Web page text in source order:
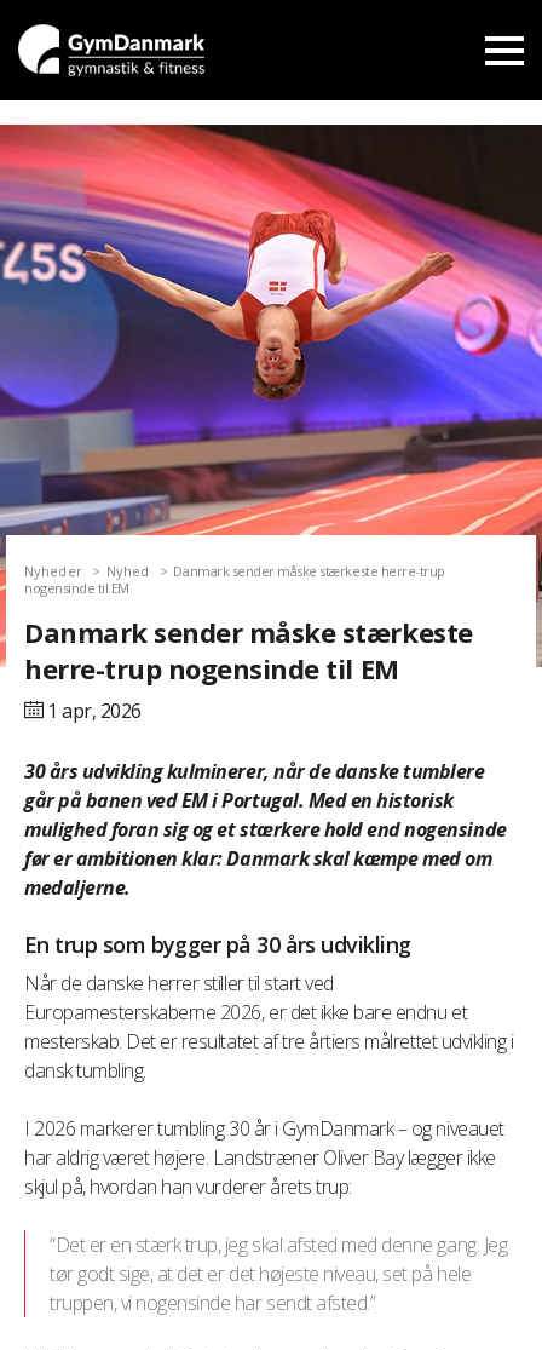
Nyheder Nyhed
Danmark sender måske stærkeste herre-trup
nogensinde til EM
Danmark sender måske stærkeste
herre-trup nogensinde til EM
1 apr, 2026
30 års udvikling kulminerer, når de danske tumblere
går på banen ved EM i Portugal. Med en historisk
mulighed foran sig og et stærkere hold end nogensinde
før er ambitionen klar: Danmark skal kæmpe med om
medaljerne.
En trup som bygger på 30 års udvikling
Når de danske herrer stiller til start ved
Europamesterskaberne 2026, er det ikke bare endnu et
mesterskab. Det er resultatet af tre årtiers målrettet udvikling i
dansk tumbling.
I 2026 markerer tumbling 30 år i GymDanmark – og niveauet
har aldrig været højere. Landstræner Oliver Bay lægger ikke
skjul på, hvordan han vurderer årets trup:
“Det er en stærk trup, jeg skal afsted med denne gang. Jeg
tør godt sige, at det er det højeste niveau, set på hele
truppen, vi nogensinde har sendt afsted.”